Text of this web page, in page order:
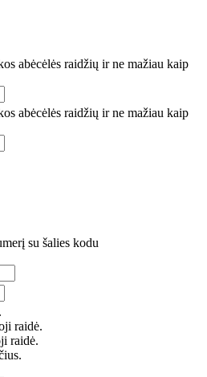
abėcėlės raidžių ir ne mažiau kaip
abėcėlės raidžių ir ne mažiau kaip
su šalies kodu
raidė.
raidė.